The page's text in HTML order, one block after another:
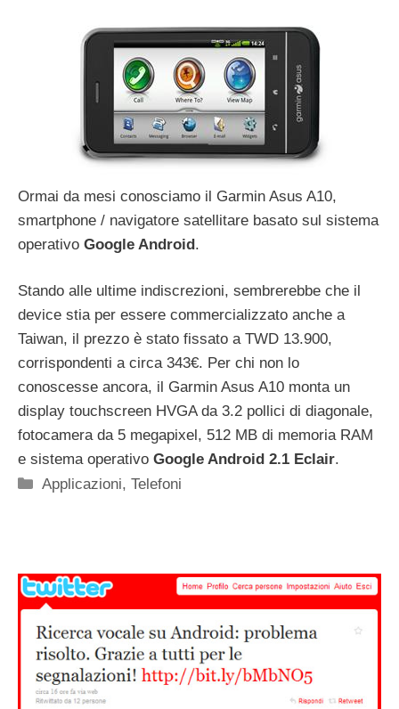
Ormai da mesi conosciamo il Garmin Asus A10,
smartphone / navigatore satellitare basato sul sistema
operativo Google Android.
Stando alle ultime indiscrezioni, sembrerebbe che il
device stia per essere commercializzato anche a
Taiwan, il prezzo è stato fissato a TWD 13.900,
corrispondenti a circa 343€. Per chi non lo
conoscesse ancora, il Garmin Asus A10 monta un
display touchscreen HVGA da 3.2 pollici di diagonale,
fotocamera da 5 megapixel, 512 MB di memoria RAM
e sistema operativo Google Android 2.1 Eclair.
Categorie
Applicazioni,Telefoni